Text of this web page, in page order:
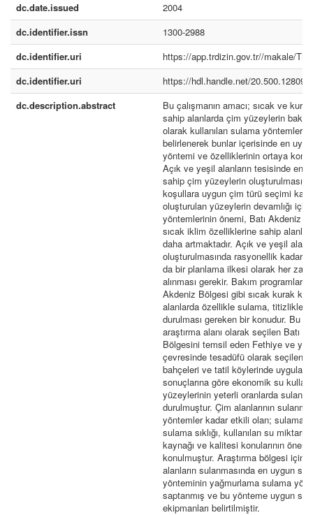
dc.date.issued
2004
dc.identifier.issn
1300-2988
dc.identifier.uri
https://app.trdizin.gov.tr//makale/
dc.identifier.uri
https://hdl.handle.net/20.500.12809/
dc.description.abstract
Bu çalışmanın amacı; sıcak ve
sahip alanlarda çim yüzeylerin
olarak kullanılan sulama
belirlenerek bunlar içerisinde en
yöntemi ve özelliklerinin ortaya
Açık ve yeşil alanların tesisinde en
sahip çim yüzeylerin
koşullara uygun çim türü seçimi
oluşturulan yüzeylerin devamlığı için
yöntemlerinin önemi, Batı Akdeniz
sıcak iklim özelliklerine sahip
daha artmaktadır. Açık ve yeşil
oluşturulmasında rasyonellik kadar
da bir planlama ilkesi olarak her
alınması gerekir. Bakım
Akdeniz Bölgesi gibi sıcak kurak
alanlarda özellikle sulama, titizlikle
durulması gereken bir konudur. Bu
araştırma alanı olarak seçilen Batı
Bölgesini temsil eden Fethiye ve
çevresinde tesadüfü olarak seçilen
bahçeleri ve tatil köylerinde
sonuçlarına göre ekonomik su
yüzeylerinin yeterli oranlarda
durulmuştur. Çim alanlarının
yöntemler kadar etkili olan; sulama
sulama sıklığı, kullanılan su miktarı
kaynağı ve kalitesi konularının
konulmuştur. Araştırma bölgesi için
alanların sulanmasında en uygun
yönteminin yağmurlama sulama
saptanmış ve bu yönteme uygun
ekipmanları belirtilmiştir.